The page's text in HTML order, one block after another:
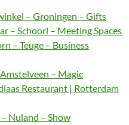
– Groningen – Gifts
– Schoorl – Meeting Spaces
– Teuge – Business
– Magic
Restaurant | Rotterdam
Nuland – Show